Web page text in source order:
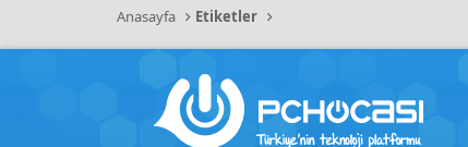
Anasayfa Etiketler